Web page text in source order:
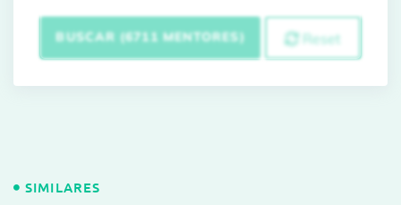
BUSCAR (6711 MENTORES) Reset
SIMILARES